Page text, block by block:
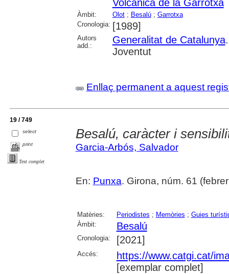
Volcànica de la Garrotxa
Àmbit: Olot; Besalú; Garrotxa
Cronologia: [1989]
Autors
add.:
Generalitat de Catalunya
Joventut
Enllaç permanent a aquest
19 / 749
select
print
Text complet
Besalú, caràcter i
Garcia-Arbós, Salvador
En: Punxa. Girona, núm. 61
Matèries: Periodistes ; Memòries ; Guies
Àmbit:
Besalú
Cronologia: [2021]
Accés:
https://www.catgi.cat/
[exemplar complet]